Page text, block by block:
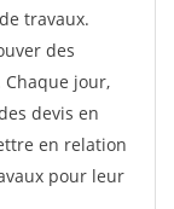
travaux.
des
Chaque jour,
devis en
en relation
pour leur